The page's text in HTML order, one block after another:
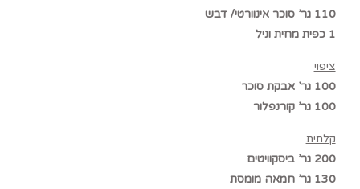
110 גר’ סוכר אינוורטי/ דבש
1 כפית מחית וניל
ציפוי
100 גר’ אבקת סוכר
100 גר’ קורנפלור
קלתית
200 גר’ ביסקוויטים
130 גר’ חמאה
מומסת